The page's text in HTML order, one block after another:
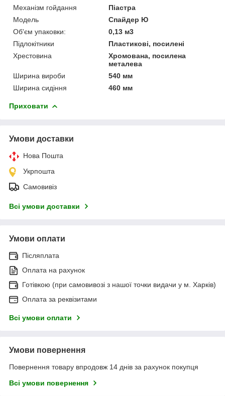
Механізм гойдання
Піастра
Мoдель
Спайдер Ю
Об'єм упаковки:
0,13 м3
Підлокітники
Пластикові, посилені
Хрестовина
Хромована, посилена
металева
Ширина вироби
540 мм
Ширина сидіння
460 мм
Приховати
Умови доставки
Нова Пошта
Укрпошта
Самовивіз
Всі умови доставки
Умови оплати
Післяплата
Оплата на рахунок
Готівкою (при самовивозі з нашої точки видачи у м. Харків)
Оплата за реквізитами
Всі умови оплати
Умови повернення
Повернення товару впродовж 14 днів за рахунок покупця
Всі умови повернення